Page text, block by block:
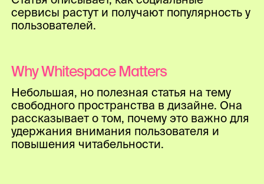
сервисы растут и получают популярность у
пользователей.
Why Whitespace Matters
Небольшая, но полезная статья на тему
свободного пространства в дизайне. Она
рассказывает о том, почему это важно для
удержания внимания пользователя и
повышения читабельности.